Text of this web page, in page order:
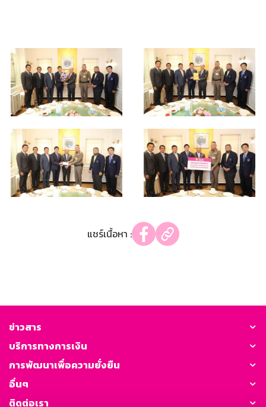
แชร์เนื้อหา :
ข่าวสาร
บริการทางการเงิน
การพัฒนาเพื่อความยั่งยืน
อื่นๆ
ติดต่อเรา